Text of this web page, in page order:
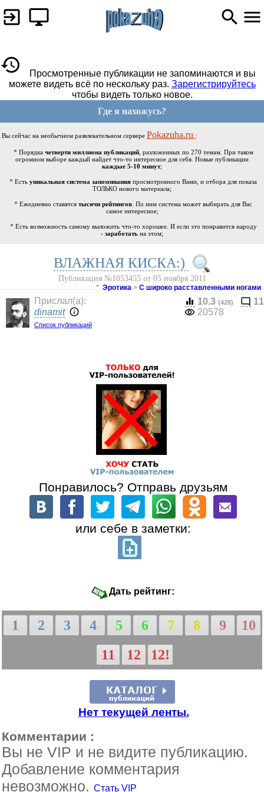
Просмотренные публикации не запоминаются и вы
можете видеть всё по нескольку раз. Зарегистрируйтесь
чтобы видеть только новое.
Где я нахожусь?
Вы сейчас на необычном развлекательном сервере Pokazuha.ru :
Порядка четверти миллиона публикаций, разложенных по 270 темам. При таком
огромном выборе каждый найдет что-то интересное для себя. Новые публикации
каждые 5-10 минут;
Есть уникальная система запоминания просмотренного Вами, и отбора для показа
ТОЛЬКО нового материала;
Ежедневно ставятся тысячи рейтингов . По ним система может выбирать для Вас
самое интересное;
Есть возможность самому выложить что-то хорошее. И если это понравится народу
- заработать на этом;
ВЛАЖНАЯ КИСКА:)
Публикация №1053455 от 05 ноября 2011
* Эротика > С широко расставленными ногами
Прислал(a):
dinamit
Список публикаций
10.3 (428)
11
20578
Понравилось? Отправь друзьям
или себе в заметки:
Дать рейтинг:
1 2 3 4 5 6 7 8 9
10
11
12 12!
Нет текущей ленты.
Комментарии :
Вы не VIP и не видите публикацию.
Добавление комментария
невозможно. Стать VIP